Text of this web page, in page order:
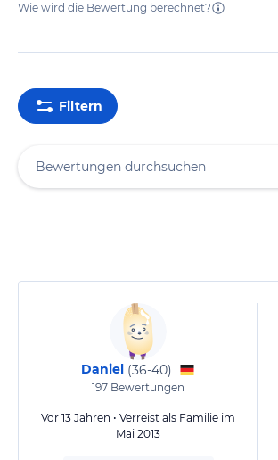
Wie wird die Bewertung berechnet?
Filtern
Daniel (36-40)
197 Bewertungen
Vor 13 Jahren • Verreist als Familie im
Mai 2013